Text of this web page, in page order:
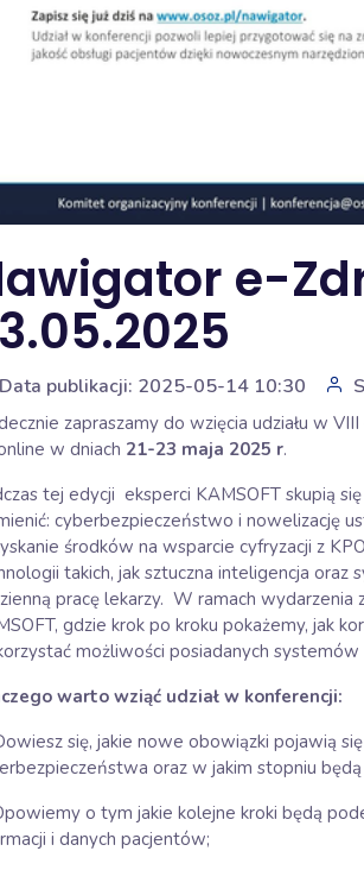
e-
Data publikacji: 2025-05-14 10:30
zapraszamy do wzięcia udziału w
w dniach 21-23 maja 2025 r.
tej edycji eksperci KAMSOFT skupią
cyberbezpieczeństwo i nowelizację
środków na wsparcie cyfryzacji z
takich, jak sztuczna inteligencja oraz
pracę lekarzy. W ramach
gdzie krok po kroku pokażemy, jak
możliwości posiadanych systemów
warto wziąć udział w konferencji:
się, jakie nowe obowiązki pojawią
oraz w jakim stopniu
o tym jakie kolejne kroki będą
i danych pacjentów;